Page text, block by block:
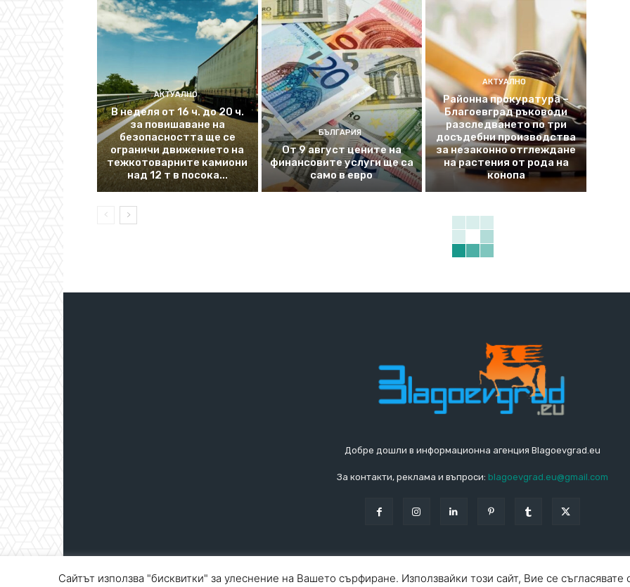
АКТУАЛНО
В неделя от 16 ч. до 20 ч.
за повишаване на
безопасността ще се
ограничи движението на
тежкотоварните камиони
над 12 т в посока...
БЪЛГАРИЯ
От 9 август цените на
финансовите услуги ще са
само в евро
АКТУАЛНО
Районна прокуратура –
Благоевград ръководи
разследването по три
досъдебни производства
за незаконно отглеждане
на растения от рода на
конопа
Добре дошли в информационна агенция Blagoevgrad.eu
За контакти, реклама и въпроси: blagoevgrad.eu@gmail.com
Сайтът използва "бисквитки" за улеснение на Вашето сърфиране. Използвайки този сайт, Вие се съгласявате